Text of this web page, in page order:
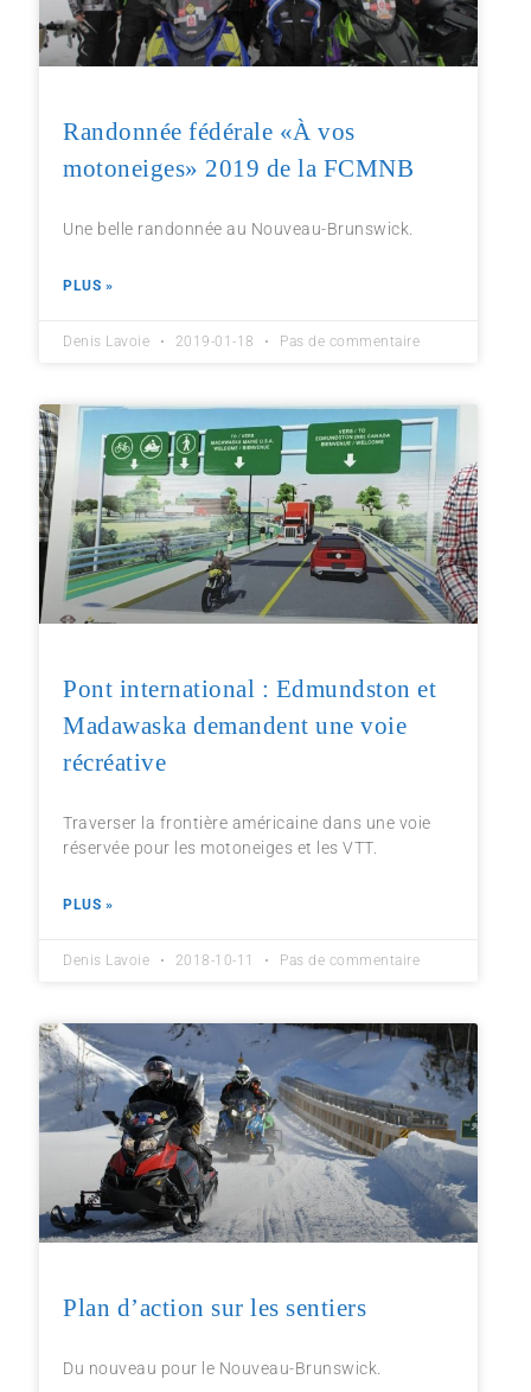
Randonnée fédérale «À vos
motoneiges» 2019 de la FCMNB
Une belle randonnée au Nouveau-Brunswick.
PLUS »
Denis Lavoie 2019-01-18 Pas de commentaire
Pont international : Edmundston et
Madawaska demandent une voie
récréative
Traverser la frontière américaine dans une voie
réservée pour les motoneiges et les VTT.
PLUS »
Denis Lavoie 2018-10-11 Pas de commentaire
Plan d’action sur les sentiers
Du nouveau pour le Nouveau-Brunswick.